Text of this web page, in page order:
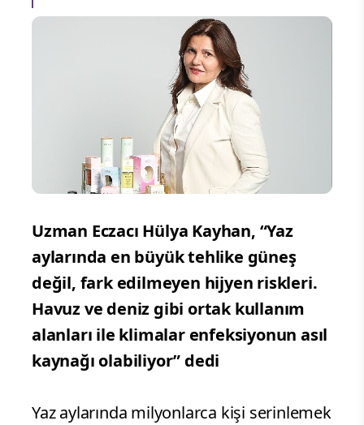
Uzman Eczacı Hülya Kayhan, “Yaz
aylarında en büyük tehlike güneş
değil, fark edilmeyen hijyen riskleri.
Havuz ve deniz gibi ortak kullanım
alanları ile klimalar enfeksiyonun asıl
kaynağı olabiliyor” dedi
Yaz aylarında milyonlarca kişi serinlemek